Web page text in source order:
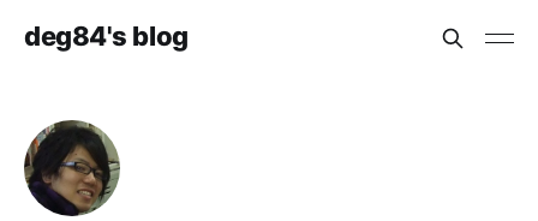
deg84's blog